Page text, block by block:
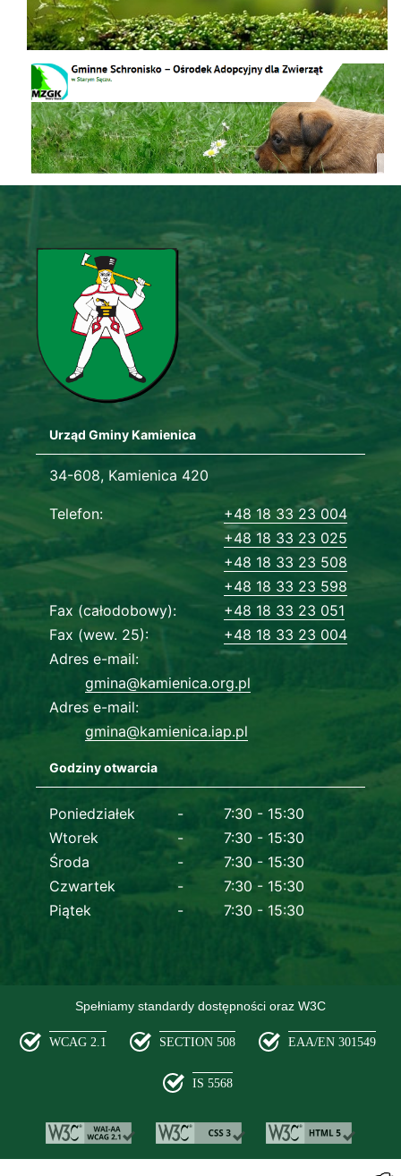
Schronisko
Urząd Gminy Kamienica
Adres urzędu
34-608, Kamienica 420
Dane kontaktowe
Telefon
+48 18 33 23 004
+48 18 33 23 025
+48 18 33 23 508
+48 18 33 23 598
Fax (całodobowy)
+48 18 33 23 051
Fax (wew. 25)
+48 18 33 23 004
Adres e-mail
gmina@kamienica.org.pl
Adres e-mail
gmina@kamienica.iap.pl
Godziny otwarcia
Dane kontaktowe
Poniedziałek
7:30 - 15:30
Wtorek
7:30 - 15:30
Środa
7:30 - 15:30
Czwartek
7:30 - 15:30
Piątek
7:30 - 15:30
Spełniamy standardy dostępności oraz W3C
WCAG 2.1 SECTION 508 EAA/EN 301549
IS 5568